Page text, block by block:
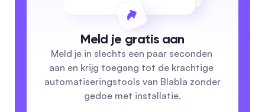
Meld je gratis aan
Meld je in slechts een paar seconden
aan en krijg toegang tot de krachtige
automatiseringstools van Blabla zonder
gedoe met installatie.